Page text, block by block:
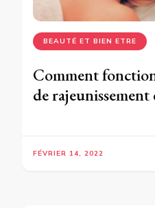
BEAUTÉ ET BIEN ETRE
Comment
de rajeunissement
FÉVRIER 14, 2022